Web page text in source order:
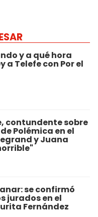
y a qué hora
a Telefe con Por el
contundente sobre
Polémica en el
y Juana
se confirmó
jurados en el
Fernández